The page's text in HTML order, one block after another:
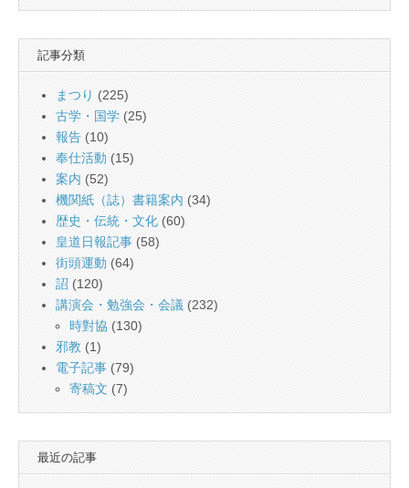
記事分類
まつり (225)
古学・国学 (25)
報告 (10)
奉仕活動 (15)
案内 (52)
機関紙（誌）書籍案内 (34)
歴史・伝統・文化 (60)
皇道日報記事 (58)
街頭運動 (64)
詔 (120)
講演会・勉強会・会議 (232)
時對協 (130)
邪教 (1)
電子記事 (79)
寄稿文 (7)
最近の記事